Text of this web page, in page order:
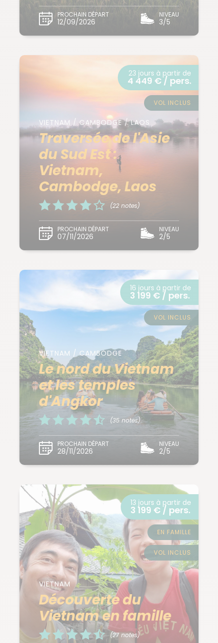
PROCHAIN DÉPART
12/09/2026
NIVEAU
3/5
VIETNAM / CAMBODGE / LAOS
Traversée de l'Asie
du Sud Est :
Vietnam,
Cambodge, Laos
(22 notes)
PROCHAIN DÉPART
07/11/2026
NIVEAU
2/5
23 jours à partir de
4 449 € / pers.
VOL INCLUS
VIETNAM / CAMBODGE
Le nord du Vietnam
et les temples
d'Angkor
(35 notes)
PROCHAIN DÉPART
28/11/2026
NIVEAU
2/5
16 jours à partir de
3 199 € / pers.
VOL INCLUS
VIETNAM
Découverte du
Vietnam en famille
(27 notes)
13 jours à partir de
3 199 € / pers.
EN FAMILLE
VOL INCLUS